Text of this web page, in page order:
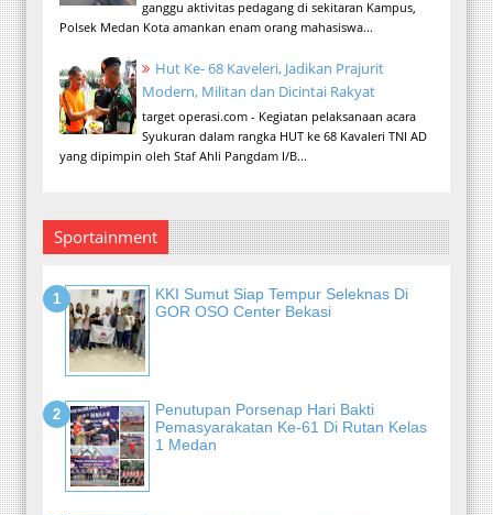
ganggu aktivitas pedagang di sekitaran Kampus,
Polsek Medan Kota amankan enam orang mahasiswa...
Hut Ke- 68 Kaveleri, Jadikan Prajurit
Modern, Militan dan Dicintai Rakyat
target operasi.com - Kegiatan pelaksanaan acara
Syukuran dalam rangka HUT ke 68 Kavaleri TNI AD
yang dipimpin oleh Staf Ahli Pangdam I/B...
Sportainment
KKI Sumut Siap Tempur Seleknas Di
GOR OSO Center Bekasi
Penutupan Porsenap Hari Bakti
Pemasyarakatan Ke-61 Di Rutan Kelas
1 Medan